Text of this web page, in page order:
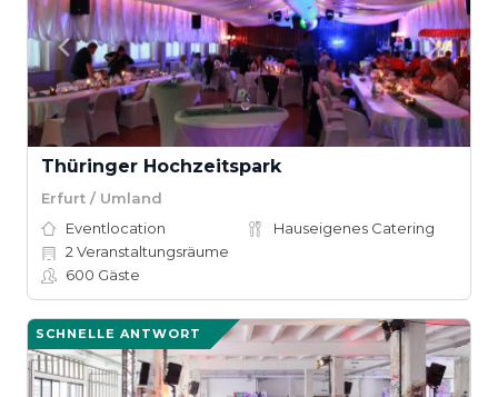
Thüringer Hochzeitspark
Erfurt / Umland
Eventlocation
Hauseigenes Catering
2 Veranstaltungsräume
600 Gäste
SCHNELLE ANTWORT